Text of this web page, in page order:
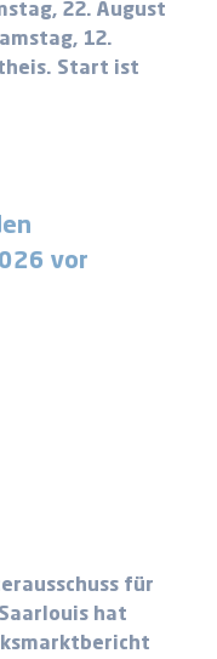
22. August
12.
Start ist
vor
für
hat